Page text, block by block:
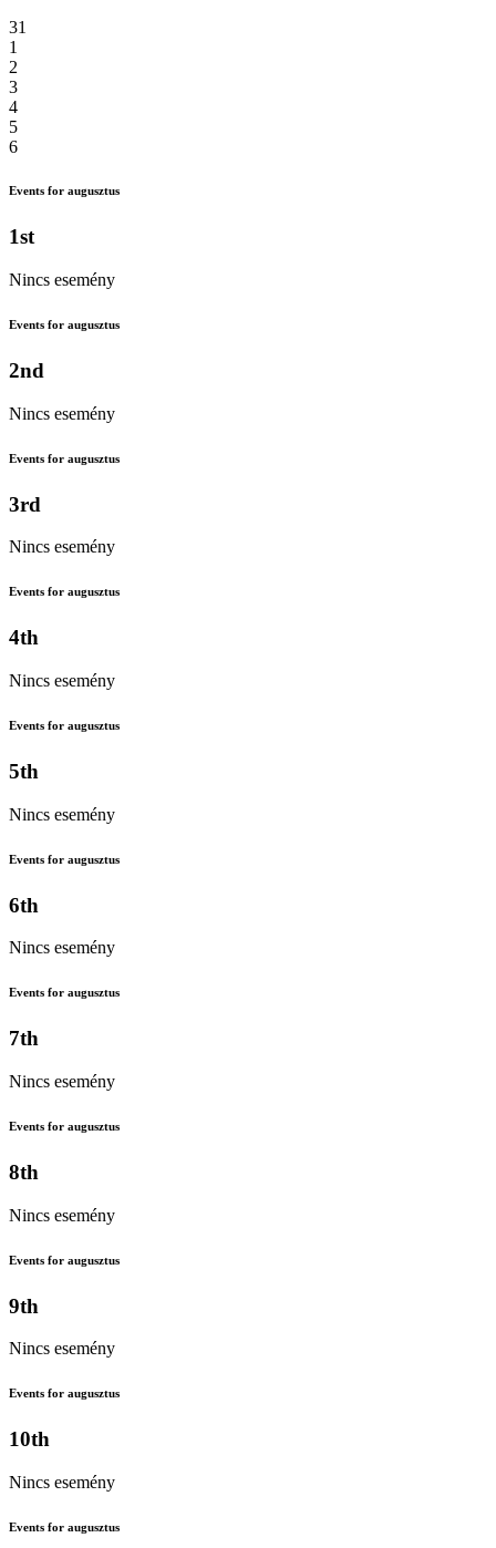
31
1
2
3
4
5
6
Events for augusztus
1st
Nincs esemény
Events for augusztus
2nd
Nincs esemény
Events for augusztus
3rd
Nincs esemény
Events for augusztus
4th
Nincs esemény
Events for augusztus
5th
Nincs esemény
Events for augusztus
6th
Nincs esemény
Events for augusztus
7th
Nincs esemény
Events for augusztus
8th
Nincs esemény
Events for augusztus
9th
Nincs esemény
Events for augusztus
10th
Nincs esemény
Events for augusztus